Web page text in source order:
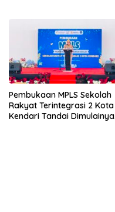
Pembukaan MPLS Sekolah
Rakyat Terintegrasi 2 Kota
Kendari Tandai Dimulainya